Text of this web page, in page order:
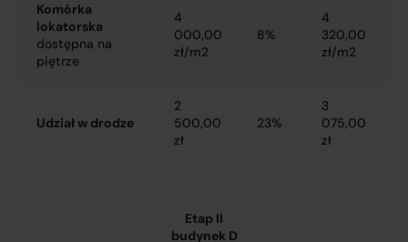
Komórka
lokatorska
dostępna na
piętrze
4
000,00
zł/m2
8%
4
320,00
zł/m2
Udział w drodze
2
500,00
zł
23%
3
075,00
zł
Etap II
budynek D